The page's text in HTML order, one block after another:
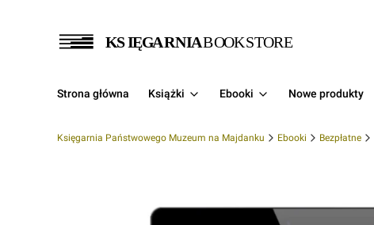
Strona główna Książki Ebooki Nowe produkty
Księgarnia Państwowego Muzeum na Majdanku Ebooki Bezpłatne